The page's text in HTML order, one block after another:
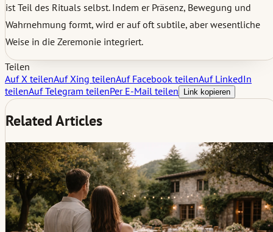
ist Teil des Rituals selbst. Indem er Präsenz, Bewegung und
Wahrnehmung formt, wird er auf oft subtile, aber wesentliche
Weise in die Zeremonie integriert.
Teilen
Auf X teilenAuf Xing teilenAuf Facebook teilenAuf LinkedIn
teilenAuf Telegram teilenPer E-Mail teilen Link kopieren
Related Articles